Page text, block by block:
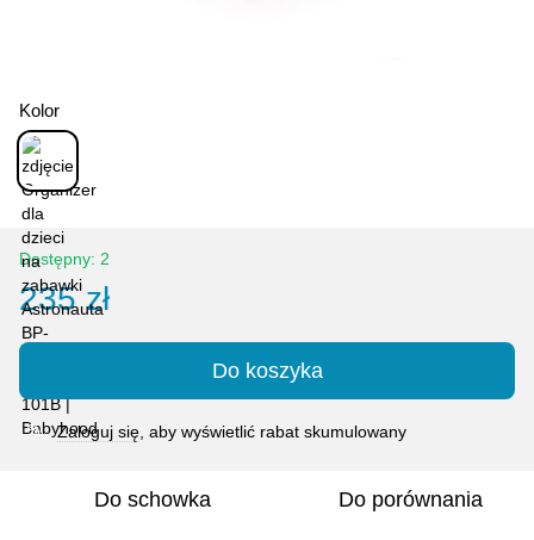
Kolor
Dostępny: 2
235 zł
Do koszyka
% Zaloguj się , aby wyświetlić rabat skumulowany
Do schowka Do porównania